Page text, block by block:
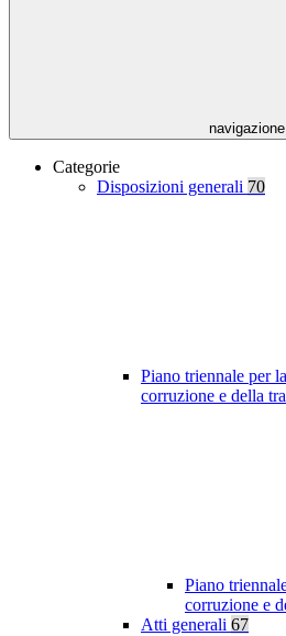
navigazione
Categorie
Disposizioni generali 70
Piano triennale per
corruzione e della
Piano
corruzione e
Atti generali 67